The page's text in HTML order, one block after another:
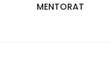
MENTORAT